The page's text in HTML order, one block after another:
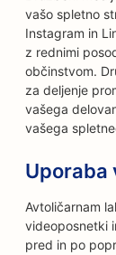
vašo spletno
Instagram in
z rednimi
občinstvom.
za deljenje
vašega
vašega
Uporaba
Avtoličarnam
videoposnetki
pred in po